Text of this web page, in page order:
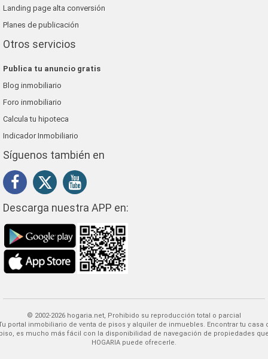
Landing page alta conversión
Planes de publicación
Otros servicios
Publica tu anuncio gratis
Blog inmobiliario
Foro inmobiliario
Calcula tu hipoteca
Indicador Inmobiliario
Síguenos también en
Descarga nuestra APP en:
© 2002-2026 hogaria.net, Prohibido su reproducción total o parcial
Encontrar tu casa o
es mucho más fácil con la disponibilidad de navegación de propiedades
HOGARIA puede ofrecerle.